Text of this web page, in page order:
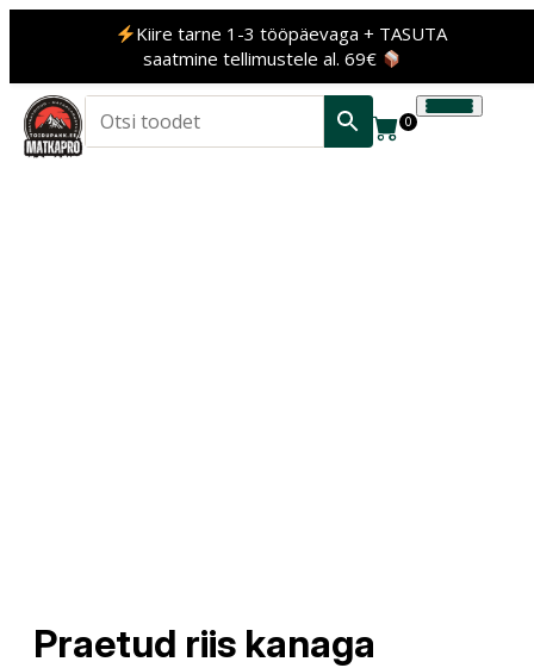
0
Praetud riis kanaga
Kiire tarne 1-3 tööpäevaga + TASUTA
saatmine tellimustele al. 69€